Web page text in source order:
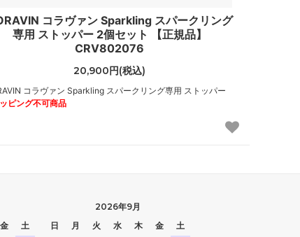
コラヴァン Sparkling スパークリング
専用 ストッパー 2個セット 【正規品】
CRV802076
20,900円(税込)
コラヴァン Sparkling スパークリング専用 ストッパー
ピング不可商品
金
土
2026年9月
日
月 火 水 木 金
土